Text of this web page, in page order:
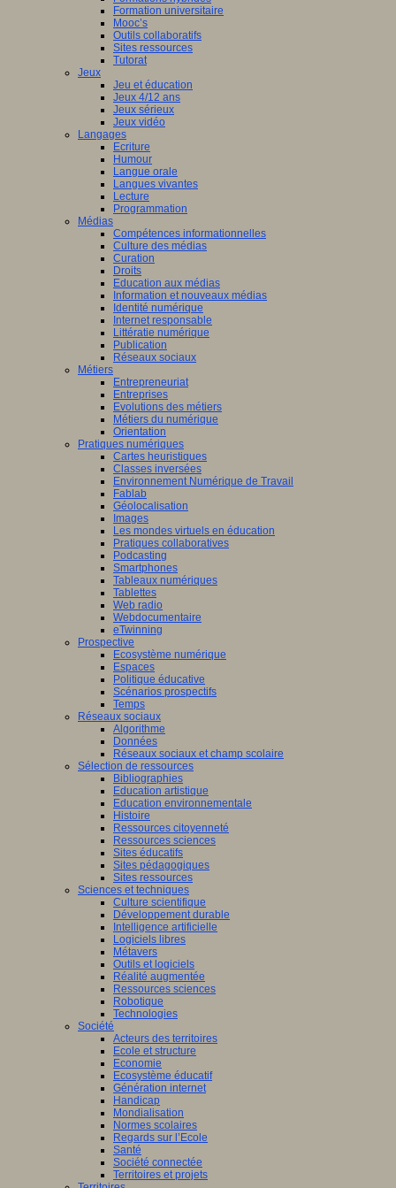
Formation universitaire
Mooc’s
Outils collaboratifs
Sites ressources
Tutorat
Jeux
Jeu et éducation
Jeux 4/12 ans
Jeux sérieux
Jeux vidéo
Langages
Ecriture
Humour
Langue orale
Langues vivantes
Lecture
Programmation
Médias
Compétences informationnelles
Culture des médias
Curation
Droits
Education aux médias
Information et nouveaux médias
Identité numérique
Internet responsable
Littératie numérique
Publication
Réseaux sociaux
Métiers
Entrepreneuriat
Entreprises
Evolutions des métiers
Métiers du numérique
Orientation
Pratiques numériques
Cartes heuristiques
Classes inversées
Environnement Numérique de Travail
Fablab
Géolocalisation
Images
Les mondes virtuels en éducation
Pratiques collaboratives
Podcasting
Smartphones
Tableaux numériques
Tablettes
Web radio
Webdocumentaire
eTwinning
Prospective
Ecosystème numérique
Espaces
Politique éducative
Scénarios prospectifs
Temps
Réseaux sociaux
Algorithme
Données
Réseaux sociaux et champ scolaire
Sélection de ressources
Bibliographies
Education artistique
Education environnementale
Histoire
Ressources citoyenneté
Ressources sciences
Sites éducatifs
Sites pédagogiques
Sites ressources
Sciences et techniques
Culture scientifique
Développement durable
Intelligence artificielle
Logiciels libres
Métavers
Outils et logiciels
Réalité augmentée
Ressources sciences
Robotique
Technologies
Société
Acteurs des territoires
Ecole et structure
Economie
Ecosystème éducatif
Génération internet
Handicap
Mondialisation
Normes scolaires
Regards sur l’Ecole
Santé
Société connectée
Territoires et projets